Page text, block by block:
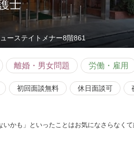
士
ーステイトメナー8階861
離婚・男女問題 労働・雇用
初回面談無料 休日面談可
かも」といったことはお気になさらなくて